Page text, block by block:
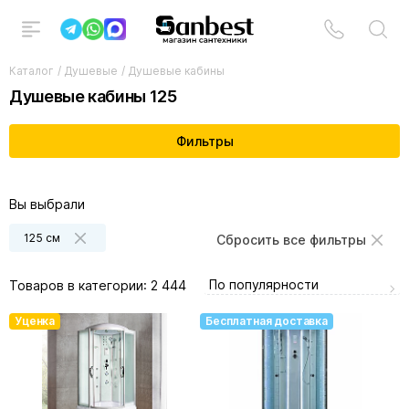
Каталог / Душевые / Душевые кабины
Душевые кабины 125
Фильтры
Вы выбрали
125 см Сбросить все фильтры
Товаров в категории: 2 444 По популярности
Уценка Бесплатная доставка